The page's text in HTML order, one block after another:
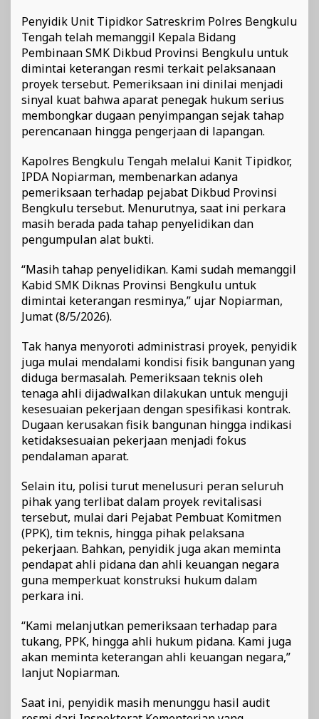
Penyidik Unit Tipidkor Satreskrim Polres Bengkulu
Tengah telah memanggil Kepala Bidang
Pembinaan SMK Dikbud Provinsi Bengkulu untuk
dimintai keterangan resmi terkait pelaksanaan
proyek tersebut. Pemeriksaan ini dinilai menjadi
sinyal kuat bahwa aparat penegak hukum serius
membongkar dugaan penyimpangan sejak tahap
perencanaan hingga pengerjaan di lapangan.
Kapolres Bengkulu Tengah melalui Kanit Tipidkor,
IPDA Nopiarman, membenarkan adanya
pemeriksaan terhadap pejabat Dikbud Provinsi
Bengkulu tersebut. Menurutnya, saat ini perkara
masih berada pada tahap penyelidikan dan
pengumpulan alat bukti.
“Masih tahap penyelidikan. Kami sudah memanggil
Kabid SMK Diknas Provinsi Bengkulu untuk
dimintai keterangan resminya,” ujar Nopiarman,
Jumat (8/5/2026).
Tak hanya menyoroti administrasi proyek, penyidik
juga mulai mendalami kondisi fisik bangunan yang
diduga bermasalah. Pemeriksaan teknis oleh
tenaga ahli dijadwalkan dilakukan untuk menguji
kesesuaian pekerjaan dengan spesifikasi kontrak.
Dugaan kerusakan fisik bangunan hingga indikasi
ketidaksesuaian pekerjaan menjadi fokus
pendalaman aparat.
Selain itu, polisi turut menelusuri peran seluruh
pihak yang terlibat dalam proyek revitalisasi
tersebut, mulai dari Pejabat Pembuat Komitmen
(PPK), tim teknis, hingga pihak pelaksana
pekerjaan. Bahkan, penyidik juga akan meminta
pendapat ahli pidana dan ahli keuangan negara
guna memperkuat konstruksi hukum dalam
perkara ini.
“Kami melanjutkan pemeriksaan terhadap para
tukang, PPK, hingga ahli hukum pidana. Kami juga
akan meminta keterangan ahli keuangan negara,”
lanjut Nopiarman.
Saat ini, penyidik masih menunggu hasil audit